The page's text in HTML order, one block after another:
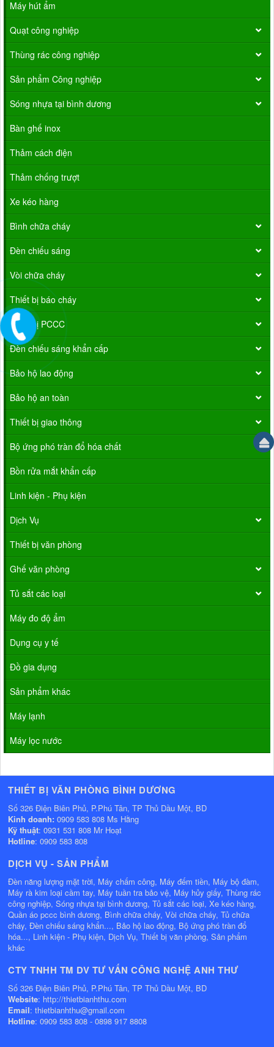
Máy hút ẩm
Quạt công nghiệp
Thùng rác công nghiệp
Sản phẩm Công nghiệp
Sóng nhựa tại bình dương
Bàn ghế inox
Thảm cách điện
Thảm chống trượt
Xe kéo hàng
Bình chữa cháy
Đèn chiếu sáng
Vòi chữa cháy
Thiết bị báo cháy
Thiết bị PCCC
Đèn chiếu sáng khẩn cấp
Bảo hộ lao động
Bảo hộ an toàn
Thiết bị giao thông
Bộ ứng phó tràn đổ hóa chất
Bồn rửa mắt khẩn cấp
Linh kiện - Phụ kiện
Dịch Vụ
Thiết bị văn phòng
Ghế văn phòng
Tủ sắt các loại
Máy đo độ ẩm
Dụng cụ y tế
Đồ gia dụng
Sản phẩm khác
Máy lạnh
Máy lọc nước
THIẾT BỊ VĂN PHÒNG BÌNH DƯƠNG
Số 326 Điện Biên Phủ, P.Phú Tân, TP Thủ Dầu Một, BD
Kinh doanh: 0909 583 808 Ms Hằng
Kỹ thuật: 0931 531 808 Mr Hoạt
Hotline: 0909 583 808
DỊCH VỤ - SẢN PHẨM
Đèn năng lượng mặt trời, Máy chấm công, Máy đếm tiền, Máy bộ đàm,
Máy rà kim loại cầm tay, Máy tuần tra bảo vệ, Máy hủy giấy, Thùng rác
công nghiệp, Sóng nhựa tại bình dương, Tủ sắt các loại, Xe kéo hàng,
Quần áo pccc bình dương, Bình chữa cháy, Vòi chữa cháy, Tủ chữa
cháy, Đèn chiếu sáng khẩn..., Bảo hộ lao động, Bộ ứng phó tràn đổ
hóa..., Linh kiện - Phụ kiện, Dịch Vụ, Thiết bị văn phòng, Sản phẩm
khác
CTY TNHH TM DV TƯ VẤN CÔNG NGHỆ ANH THƯ
Số 326 Điện Biên Phủ, P.Phú Tân, TP Thủ Dầu Một, BD
Website: http://thietbianhthu.com
Email: thietbianhthu@gmail.com
Hotline: 0909 583 808 - 0898 917 8808